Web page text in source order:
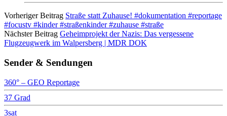
Vorheriger Beitrag Straße statt Zuhause! #dokumentation #reportage
#focustv #kinder #straßenkinder #zuhause #straße
Nächster Beitrag Geheimprojekt der Nazis: Das vergessene
Flugzeugwerk im Walpersberg | MDR DOK
Sender & Sendungen
360° – GEO Reportage
37 Grad
3sat